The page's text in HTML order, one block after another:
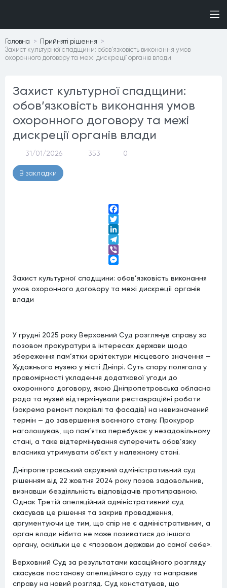
Головна
Прийнятi рiшення
Захист культурної спадщини: обов’язковість виконання умов
охоронного договору та межі дискреції органів влади
Захист культурної спадщини:
обов’язковість виконання умов
охоронного договору та межі
дискреції органів влади
31/01/2026 353 0
В закладки
Facebook
Twitter
LinkedIn
Telegram
Viber
Захист культурної спадщини: обов’язковість виконання
умов охоронного договору та межі дискреції органів
влади
У грудні 2025 року Верховний Суд розглянув справу за
позовом прокуратури в інтересах держави щодо
збереження пам’ятки архітектури місцевого значення —
Художнього музею у місті Дніпрі. Суть спору полягала у
правомірності укладення додаткової угоди до
охоронного договору, якою Дніпропетровська обласна
рада та музей відтермінували реставраційні роботи
(зокрема ремонт покрівлі та фасадів) на невизначений
термін — до завершення воєнного стану. Прокурор
наголошував, що пам’ятка перебуває у незадовільному
стані, а таке відтермінування суперечить обов’язку
власника утримувати об’єкт у належному стані.
Дніпропетровський окружний адміністративний суд
рішенням від 22 жовтня 2024 року позов задовольнив,
визнавши бездіяльність відповідачів протиправною.
Однак Третій апеляційний адміністративний суд
скасував це рішення та закрив провадження,
аргументуючи це тим, що спір не є адміністративним, а
орган влади нібито не може позиватися до іншого
органу, оскільки це є «позовом держави до самої себе».
Верховний Суд за результатами касаційного розгляду
скасував постанову апеляційного суду та направив
справу на новий розгляд. Суд констатував, що